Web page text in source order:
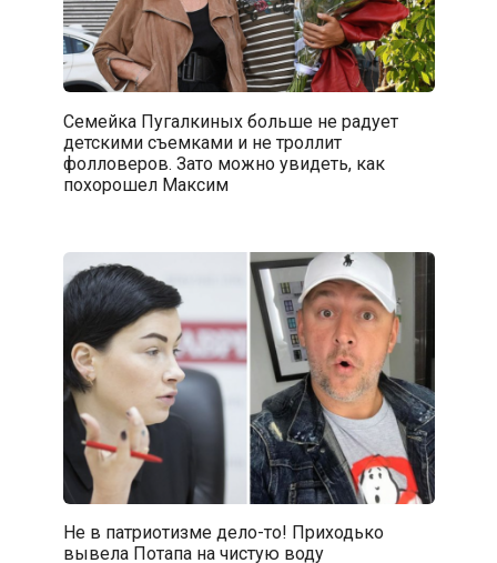
Семейка Пугалкиных больше не радует
детскими съемками и не троллит
фолловеров. Зато можно увидеть, как
похорошел Максим
Не в патриотизме дело-то! Приходько
вывела Потапа на чистую воду